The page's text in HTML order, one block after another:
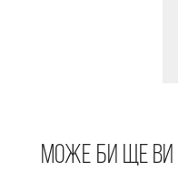
Може би ще ви